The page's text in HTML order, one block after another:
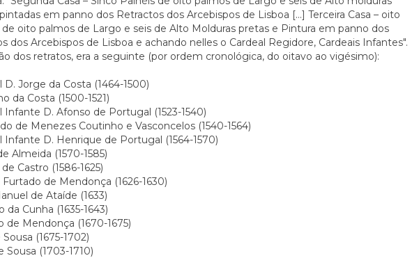
em panno dos Retractos dos Arcebispos de Lisboa [...] Terceira Casa – oito
de oito palmos de Largo e seis de Alto Molduras pretas e Pintura em panno dos
dos Arcebispos de Lisboa e achando nelles o Cardeal Regidore, Cardeais Infantes".
dos retratos, era a seguinte (por ordem cronológica, do oitavo ao vigésimo):
D. Jorge da Costa (1464-1500)
da Costa (1500-1521)
Infante D. Afonso de Portugal (1523-1540)
de Menezes Coutinho e Vasconcelos (1540-1564)
Infante D. Henrique de Portugal (1564-1570)
Almeida (1570-1585)
Castro (1586-1625)
de Mendonça (1626-1630)
de Ataíde (1633)
da Cunha (1635-1643)
de Mendonça (1670-1675)
(1675-1702)
Sousa (1703-1710)